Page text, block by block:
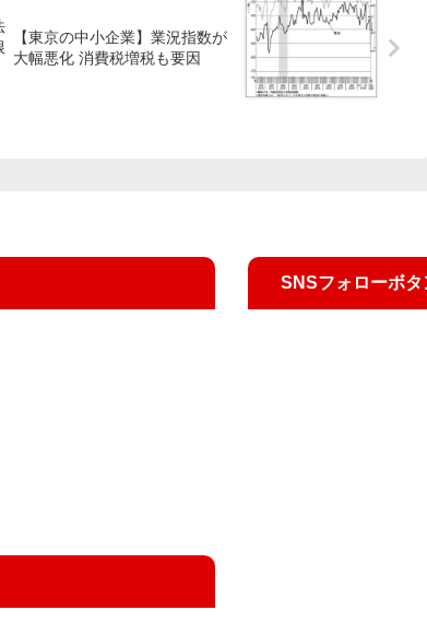
【東京の中小企業】業況指数が
大幅悪化 消費税増税も要因
SNSフォローボタ